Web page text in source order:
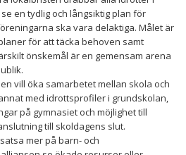
en tydlig och långsiktig plan för
ska vara delaktiga. Målet är
för att täcka behoven samt
önskemål är en gemensam arena
vill öka samarbetet mellan skola och
med idrottsprofiler i grundskolan,
på gymnasiet och möjlighet till
till skoldagens slut.
mer på barn- och